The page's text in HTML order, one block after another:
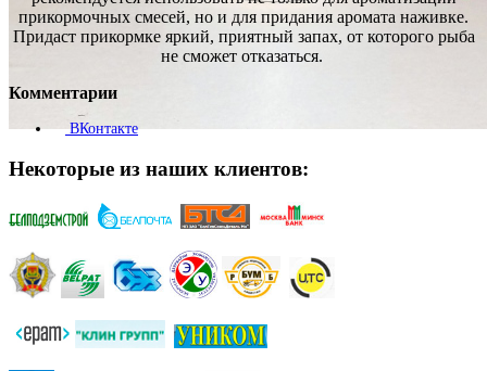
прикормочных смесей, но и для придания аромата наживке.
Придаст прикормке яркий, приятный запах, от которого рыба
не сможет отказаться.
Комментарии
ВКонтакте
Некоторые из наших клиентов: